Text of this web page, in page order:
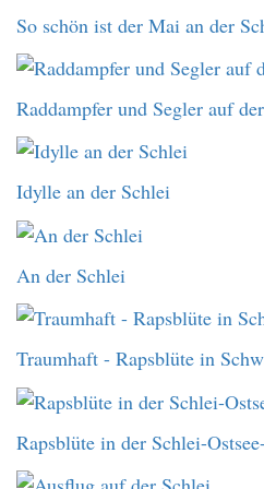
So schön ist der Mai an der
Raddampfer und Segler auf
Idylle an der Schlei
An der Schlei
Traumhaft - Rapsblüte in
Rapsblüte in der Schlei-